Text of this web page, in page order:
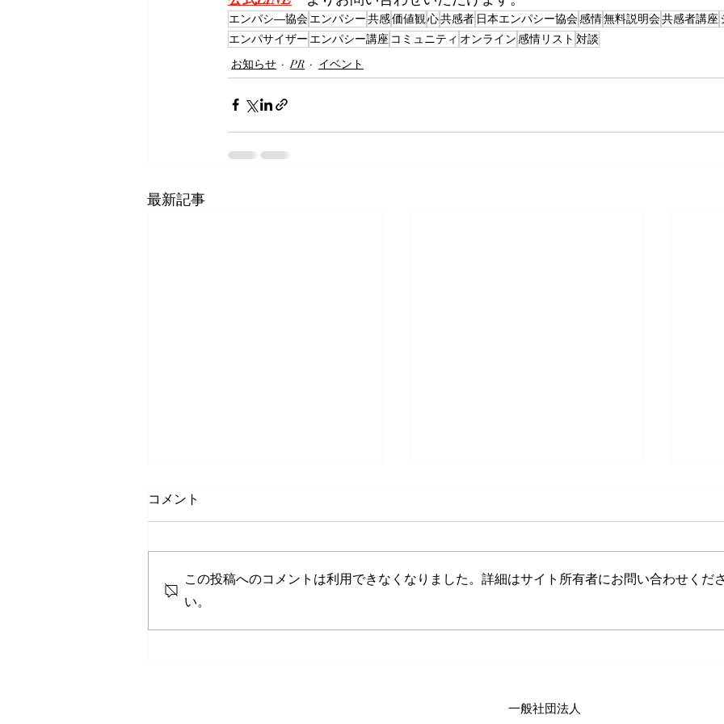
エンパシ―協会エンパシー共感価値観 心共感者 日本エンパシー協会感情無料説明会共感者講座
エンパサイザー エンパシー講座 コミュニティ オンライン感情リスト 対談
お知らせ PR イベント
最新記事
コメント
この投稿へのコメントは利用できなくなりました。詳細はサイト所有者にお問い合わせくださ
い。
一般社団法人